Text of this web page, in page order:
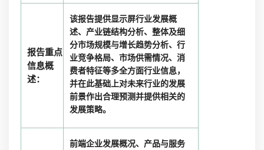
报告重点
信息概
述：
该报告提供显示屏行业发展概
述、产业链结构分析、整体及细
分市场规模与增长趋势分析、行
业竞争格局、市场供需情况、消
费者特征等多全方面行业信息，
并在此基础上对未来行业的发展
前景作出合理预测并提供相关的
发展策略。
前端企业发展概况、产品与服务